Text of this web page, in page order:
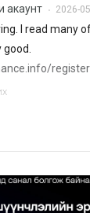
акаунт • 2026-
I read many